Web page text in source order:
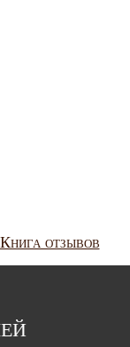
Книга отзывов